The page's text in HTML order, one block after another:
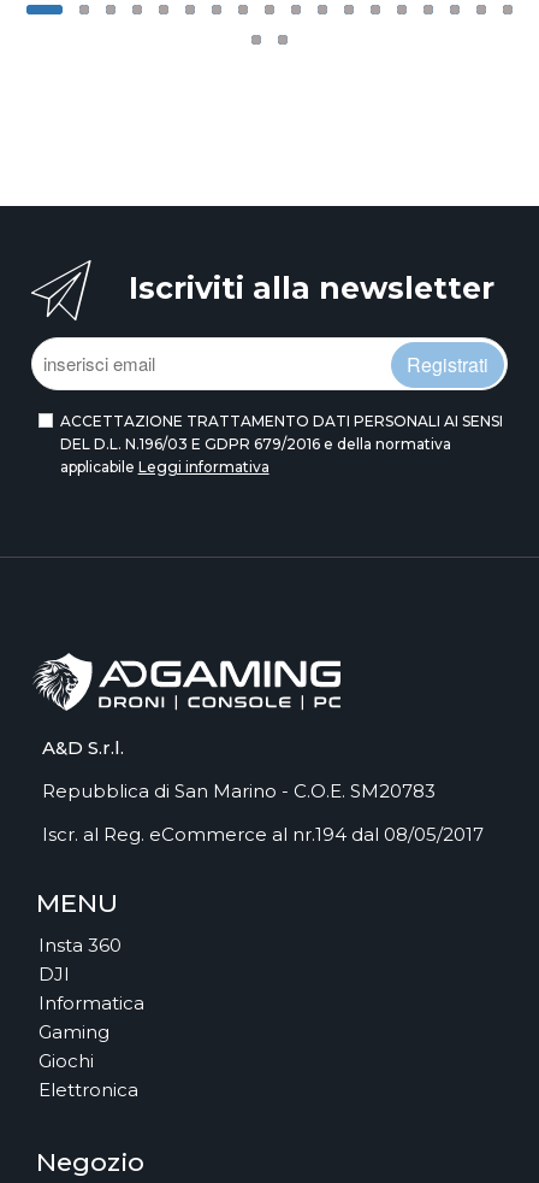
Iscriviti alla newsletter
Registrati
ACCETTAZIONE TRATTAMENTO DATI PERSONALI AI SENSI
DEL D.L. N.196/03 E GDPR 679/2016 e della normativa
applicabile Leggi informativa
A&D S.r.l.
Repubblica di San Marino - C.O.E. SM20783
Iscr. al Reg. eCommerce al nr.194 dal 08/05/2017
MENU
Insta 360
DJI
Informatica
Gaming
Giochi
Elettronica
Negozio